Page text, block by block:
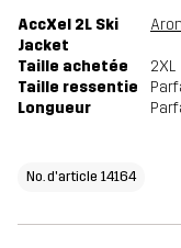
AccXel 2L Ski
Jacket
Taille achetée
2XL
Taille ressentie
Longueur
No. d'article 14164